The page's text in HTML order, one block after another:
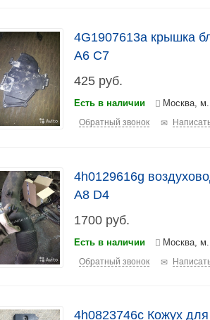
4G1907613a крышка
A6 C7
425 руб.
Есть в наличии Москва,
Обратный звонок
4h0129616g
A8 D4
1700 руб.
Есть в наличии Москва,
Обратный звонок
4h0823746c Кожух